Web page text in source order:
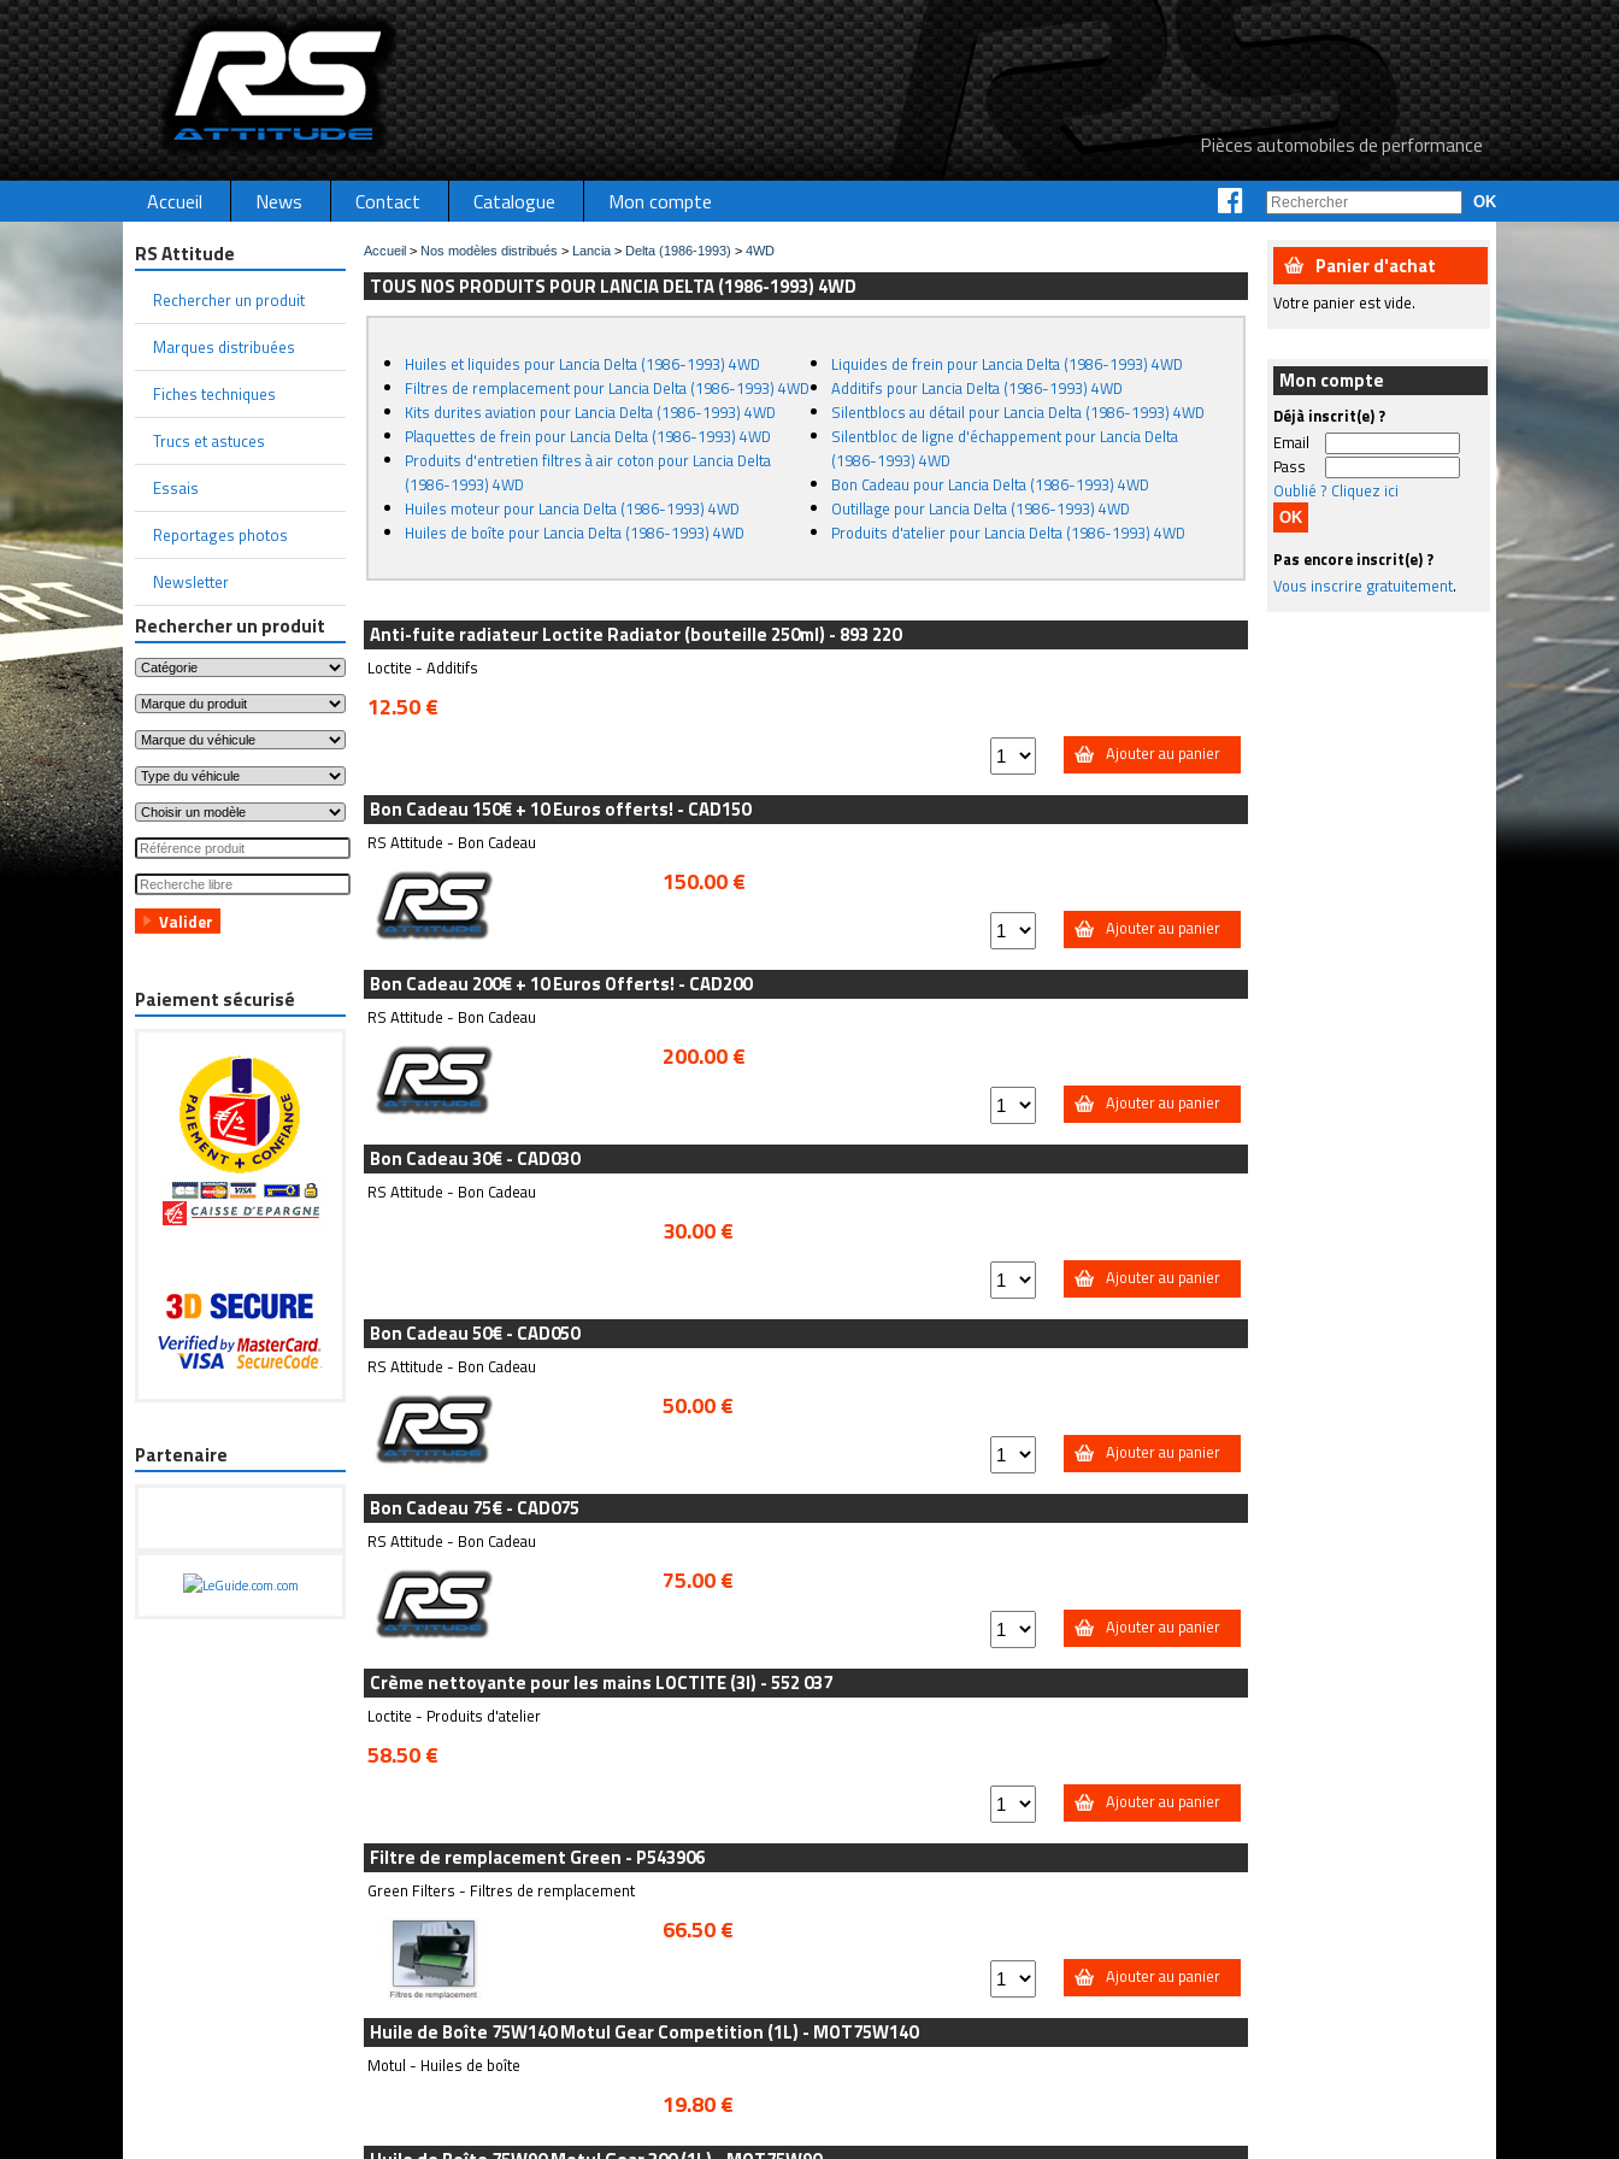
Pièces automobiles de performance
Accueil News Contact Catalogue Mon compte
RS Attitude
Rechercher un produit
Marques distribuées
Fiches techniques
Trucs et astuces
Essais
Reportages photos
Newsletter
Rechercher un produit
Paiement sécurisé
Partenaire
Accueil > Nos modèles distribués > Lancia > Delta (1986-1993) > 4WD
TOUS NOS PRODUITS POUR LANCIA DELTA (1986-1993) 4WD
Huiles et liquides pour Lancia Delta (1986-1993) 4WD
Filtres de remplacement pour Lancia Delta (1986-1993) 4WD
Kits durites aviation pour Lancia Delta (1986-1993) 4WD
Plaquettes de frein pour Lancia Delta (1986-1993) 4WD
Produits d'entretien filtres à air coton pour Lancia Delta
(1986-1993) 4WD
Huiles moteur pour Lancia Delta (1986-1993) 4WD
Huiles de boîte pour Lancia Delta (1986-1993) 4WD
Liquides de frein pour Lancia Delta (1986-1993) 4WD
Additifs pour Lancia Delta (1986-1993) 4WD
Silentblocs au détail pour Lancia Delta (1986-1993) 4WD
Silentbloc de ligne d'échappement pour Lancia Delta
(1986-1993) 4WD
Bon Cadeau pour Lancia Delta (1986-1993) 4WD
Outillage pour Lancia Delta (1986-1993) 4WD
Produits d'atelier pour Lancia Delta (1986-1993) 4WD
Anti-fuite radiateur Loctite Radiator (bouteille 250ml) - 893 220
Loctite - Additifs
12.50 €
Ajouter au panier
Bon Cadeau 150€ + 10 Euros offerts! - CAD150
RS Attitude - Bon Cadeau
150.00 €
Ajouter au panier
Bon Cadeau 200€ + 10 Euros Offerts! - CAD200
RS Attitude - Bon Cadeau
200.00 €
Ajouter au panier
Bon Cadeau 30€ - CAD030
RS Attitude - Bon Cadeau
30.00 €
Ajouter au panier
Bon Cadeau 50€ - CAD050
RS Attitude - Bon Cadeau
50.00 €
Ajouter au panier
Bon Cadeau 75€ - CAD075
RS Attitude - Bon Cadeau
75.00 €
Ajouter au panier
Crème nettoyante pour les mains LOCTITE (3l) - 552 037
Loctite - Produits d'atelier
58.50 €
Ajouter au panier
Filtre de remplacement Green - P543906
Green Filters - Filtres de remplacement
66.50 €
Ajouter au panier
Huile de Boîte 75W140 Motul Gear Competition (1L) - MOT75W140
Motul - Huiles de boîte
19.80 €
Panier d'achat
Votre panier est vide.
Mon compte
Déjà inscrit(e) ?
Email
Pass
Oublié ? Cliquez ici
Pas encore inscrit(e) ?
Vous inscrire gratuitement.